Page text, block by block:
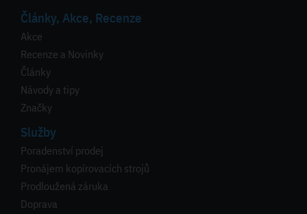
Články, Akce, Recenze
Akce
Recenze a Novinky
Články
Návody a tipy
Značky
Služby
Poradenství prodej
Pronájem kopírovacích strojů
Prodloužená záruka
Doprava